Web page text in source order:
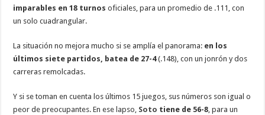
imparables en 18 turnos oficiales, para un promedio de .111, con
un solo cuadrangular.
La situación no mejora mucho si se amplía el panorama: en los
últimos siete partidos, batea de 27-4(.148), con un jonrón y dos
carreras remolcadas.
Y si se toman en cuenta los últimos 15 juegos, sus números son igual o
peor de preocupantes. En ese lapso, Soto tiene de 56-8 , para un